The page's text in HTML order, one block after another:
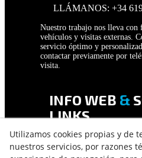
LLÁMANOS: +34
Nuestro trabajo nos lleva con
vehículos y visitas externas.
servicio óptimo y
contactar previamente por
visita.
INFO WEB &
LINKS
AVISO LEGAL
POLÍTICA DE
Utilizamos cookies propias y de
nuestros servicios, por razones